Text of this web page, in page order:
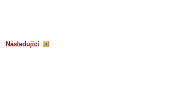
Následující